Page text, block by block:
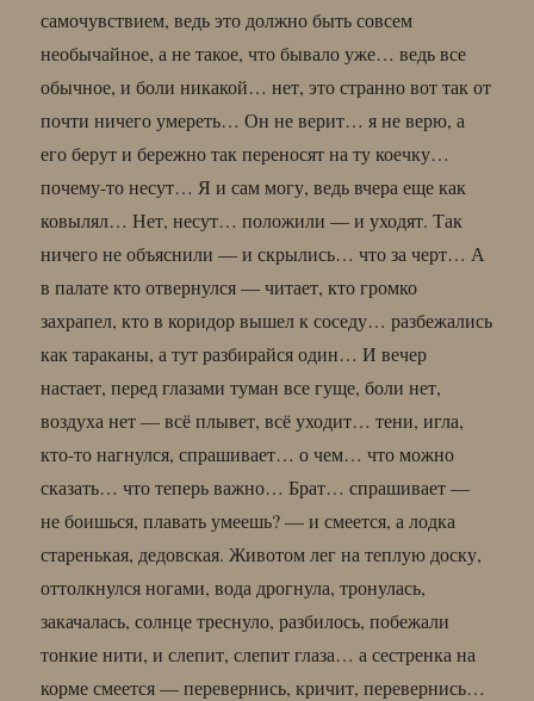
самочувствием, ведь это должно быть совсем
необычайное, а не такое, что бывало уже… ведь все
обычное, и боли никакой… нет, это странно вот так от
почти ничего умереть… Он не верит… я не верю, а
его берут и бережно так переносят на ту коечку…
почему-то несут… Я и сам могу, ведь вчера еще как
ковылял… Нет, несут… положили — и уходят. Так
ничего не объяснили — и скрылись… что за черт… А
в палате кто отвернулся — читает, кто громко
захрапел, кто в коридор вышел к соседу… разбежались
как тараканы, а тут разбирайся один… И вечер
настает, перед глазами туман все гуще, боли нет,
воздуха нет — всё плывет, всё уходит… тени, игла,
кто-то нагнулся, спрашивает… о чем… что можно
сказать… что теперь важно… Брат… спрашивает —
не боишься, плавать умеешь? — и смеется, а лодка
старенькая, дедовская. Животом лег на теплую доску,
оттолкнулся ногами, вода дрогнула, тронулась,
закачалась, солнце треснуло, разбилось, побежали
тонкие нити, и слепит, слепит глаза… а сестренка на
корме смеется — перевернись, кричит, перевернись…